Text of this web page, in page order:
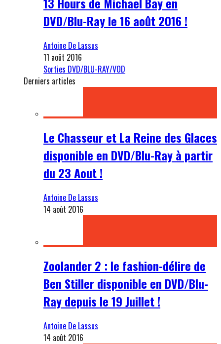
DVD/Blu-Ray le 16 août 2016 !
Antoine De Lassus
11 août 2016
Sorties DVD/BLU-RAY/VOD
Derniers articles
Le Chasseur et La Reine des Glaces
disponible en DVD/Blu-Ray à partir
du 23 Aout !
Antoine De Lassus
14 août 2016
Zoolander 2 : le fashion-délire de
Ben Stiller disponible en DVD/Blu-
Ray depuis le 19 Juillet !
Antoine De Lassus
14 août 2016